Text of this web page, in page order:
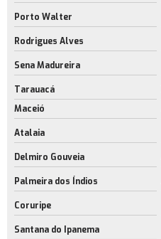
Porto Walter
Rodrigues Alves
Sena Madureira
Tarauacá
Maceió
Atalaia
Delmiro Gouveia
Palmeira dos Índios
Coruripe
Santana do Ipanema